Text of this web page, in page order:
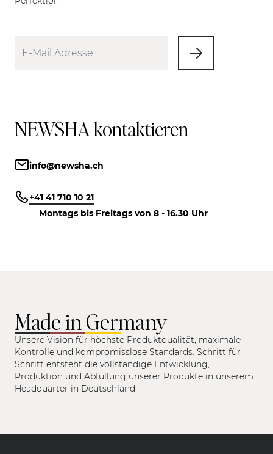
NEWSHA kontaktieren
info@newsha.ch
+41 41 710 10 21
Montags bis Freitags von 8 - 16.30 Uhr
Made in Germany
Unsere Vision für höchste Produktqualität, maximale
Kontrolle und kompromisslose Standards: Schritt für
Schritt entsteht die vollständige Entwicklung,
Produktion und Abfüllung unserer Produkte in unserem
Headquarter in Deutschland.